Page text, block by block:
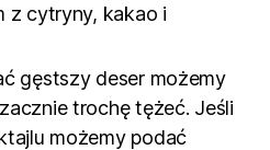
z cytryny, kakao i
gęstszy deser możemy
trochę tężeć. Jeśli
możemy podać